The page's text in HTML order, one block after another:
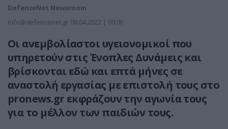
DefenceNet Newsroom
info@defencenet.gr 08.04.2022 | 09:00
Οι ανεμβολίαστοι υγειονομικοί που
υπηρετούν στις Ένοπλες Δυνάμεις και
βρίσκονται εδώ και επτά μήνες σε
αναστολή εργασίας με επιστολή τους στο
pronews.gr εκφράζουν την αγωνία τους
για το μέλλον των παιδιών τους.